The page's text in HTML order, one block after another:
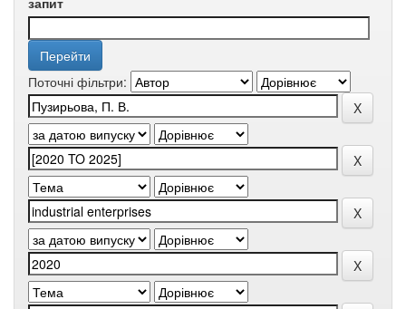
Поточні фільтри: